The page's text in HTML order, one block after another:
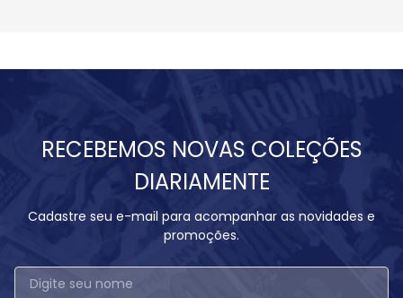
RECEBEMOS NOVAS COLEÇÕES
DIARIAMENTE
Cadastre seu e-mail para acompanhar as novidades e
promoções.